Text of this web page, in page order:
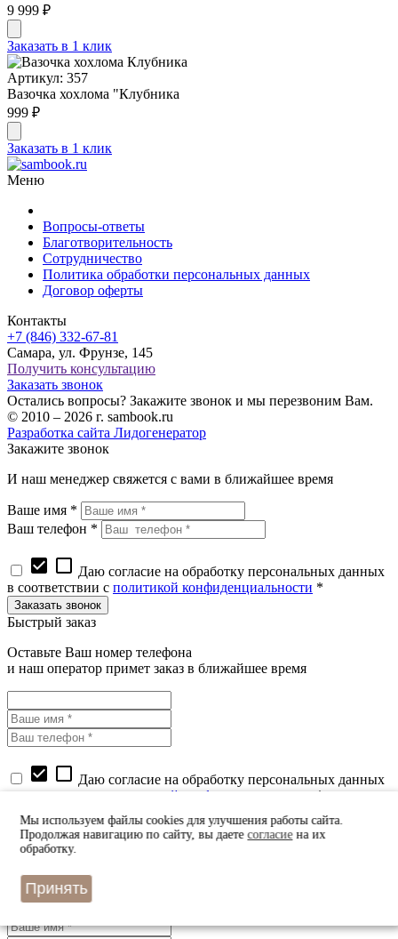
9 999 ₽
Заказать в 1 клик
Артикул: 357
Вазочка хохлома "Клубника
999 ₽
Заказать в 1 клик
Меню
Вопросы-ответы
Благотворительность
Сотрудничество
Политика обработки персональных данных
Договор оферты
Контакты
+7 (846) 332-67-81
Самара, ул. Фрунзе, 145
Получить консультацию
Заказать звонок
Остались вопросы? Закажите звонок и мы перезвоним Вам.
© 2010 – 2026 г. sambook.ru
Разработка сайта Лидогенератор
Закажите звонок
И наш менеджер свяжется с вами в ближайшее время
Ваше имя *
Ваш телефон *
check_box check_box_outline_blank Даю согласие на обработку персональных данных
в соответствии с политикой конфиденциальности *
Быстрый заказ
Оставьте Ваш номер телефона
и наш оператор примет заказ в ближайшее время
check_box check_box_outline_blank Даю согласие на обработку персональных данных
политикой конфиденциальности *
Узнать цену
Оставьте Ваш номер телефона
и наш оператор перезвонит вам в ближайшее время
Мы используем файлы cookies для улучшения работы сайта.
Продолжая навигацию по сайту, вы даетесогласиена их
обработку.
Принять